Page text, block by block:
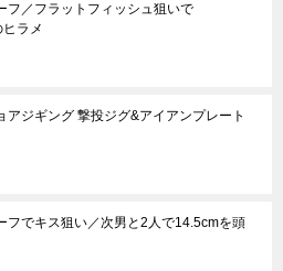
フ／フラットフィッシュ狙いで
ラメ
アジギング 撃投ジグ&アイアンプレート
フでキス狙い／次男と2人で14.5cmを頭